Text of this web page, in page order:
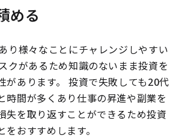
める
り様々なことにチャレンジしやすい
クがあるため知識のないまま投資を
あります。
投資で失敗しても20代
時間が多くあり仕事の昇進や副業を
失を取り返すことができるため投資
おすすめします。